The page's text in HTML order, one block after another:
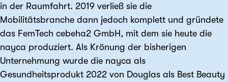
in der Raumfahrt. 2019 verließ sie die
Mobilitätsbranche dann jedoch komplett und gründete
das FemTech cebeha2 GmbH, mit dem sie heute die
nayca produziert. Als Krönung der bisherigen
Unternehmung wurde die nayca als
Gesundheitsprodukt 2022 von Douglas als Best Beauty